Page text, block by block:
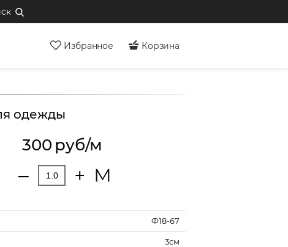
Избранное Корзина
одежды
300 руб/м
‒ + М
Ф18-67
3см